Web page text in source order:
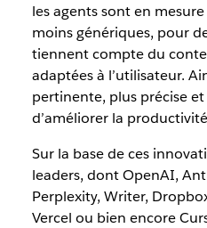
les agents sont en
moins génériques, pour
tiennent compte du
adaptées à l’utilisateur.
pertinente, plus précise
d’améliorer la
Sur la base de ces
leaders, dont OpenAI,
Perplexity, Writer,
Vercel ou bien encore